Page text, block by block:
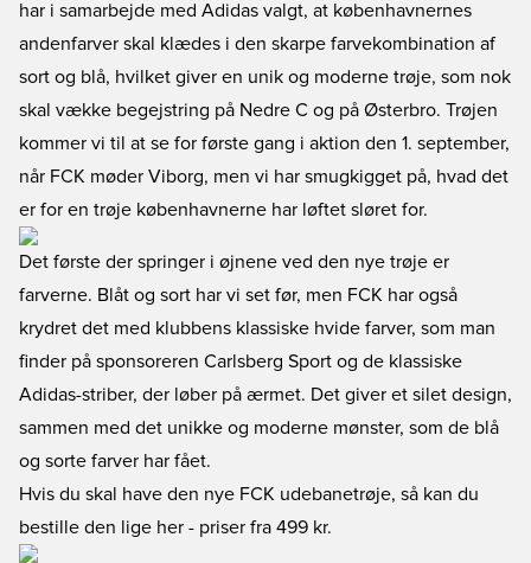
har i samarbejde med Adidas valgt, at københavnernes
andenfarver skal klædes i den skarpe farvekombination af
sort og blå, hvilket giver en unik og moderne trøje, som nok
skal vække begejstring på Nedre C og på Østerbro. Trøjen
kommer vi til at se for første gang i aktion den 1. september,
når FCK møder Viborg, men vi har smugkigget på, hvad det
er for en trøje københavnerne har løftet sløret for.
Det første der springer i øjnene ved den nye trøje er
farverne. Blåt og sort har vi set før, men FCK har også
krydret det med klubbens klassiske hvide farver, som man
finder på sponsoreren Carlsberg Sport og de klassiske
Adidas-striber, der løber på ærmet. Det giver et silet design,
sammen med det unikke og moderne mønster, som de blå
og sorte farver har fået.
Hvis du skal have den nye FCK udebanetrøje, så kan du
bestille den lige her - priser fra 499 kr.